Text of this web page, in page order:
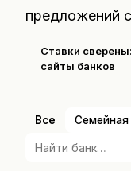
предложений
Ставки сверены:
сайты банков
Все Семейная